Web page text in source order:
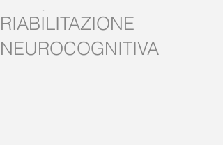
Tel:0425.539382
Mobile:
RIABILITAZIONE
NEUROCOGNITIVA